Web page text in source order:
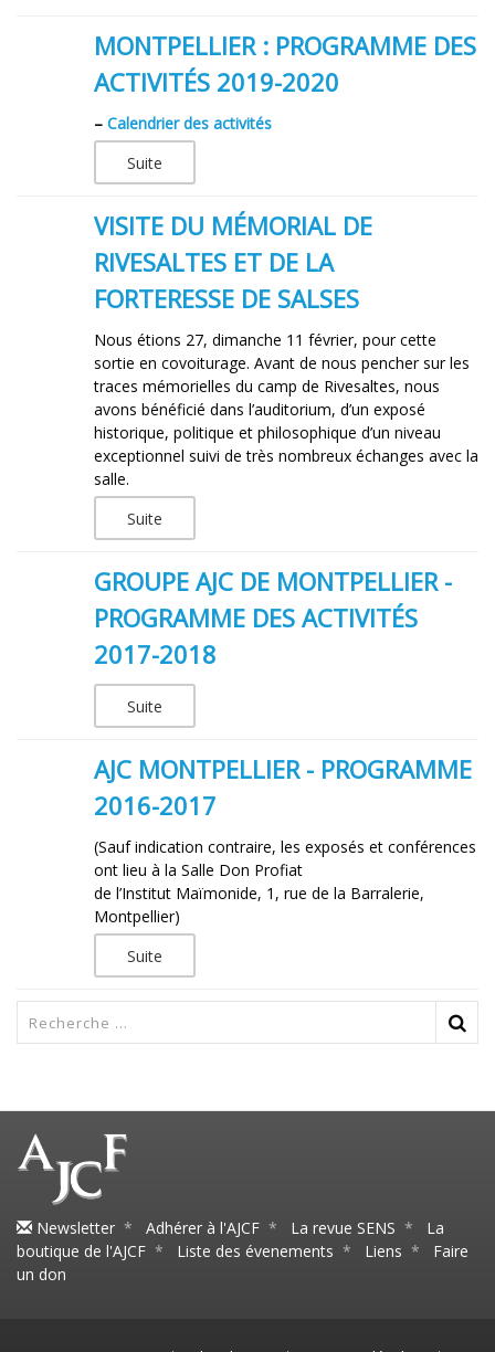
MONTPELLIER : PROGRAMME DES
ACTIVITÉS 2019-2020
– Calendrier des activités
Suite
VISITE DU MÉMORIAL DE
RIVESALTES ET DE LA
FORTERESSE DE SALSES
Nous étions 27, dimanche 11 février, pour cette
sortie en covoiturage. Avant de nous pencher sur les
traces mémorielles du camp de Rivesaltes, nous
avons bénéficié dans l’auditorium, d’un exposé
historique, politique et philosophique d’un niveau
exceptionnel suivi de très nombreux échanges avec la
salle.
Suite
GROUPE AJC DE MONTPELLIER -
PROGRAMME DES ACTIVITÉS
2017-2018
Suite
AJC MONTPELLIER - PROGRAMME
2016-2017
(Sauf indication contraire, les exposés et conférences
ont lieu à la Salle Don Profiat
de l’Institut Maïmonide, 1, rue de la Barralerie,
Montpellier)
Suite
Newsletter * Adhérer à l'AJCF * La revue SENS * La
boutique de l'AJCF * Liste des évenements * Liens * Faire
un don